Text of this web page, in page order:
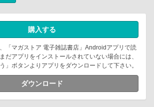
購入する
「マガストア 電子雑誌書店」Androidアプリで読
だアプリをインストールされていない場合には、
」ボタンよりアプリをダウンロードして下さい。
ダウンロード